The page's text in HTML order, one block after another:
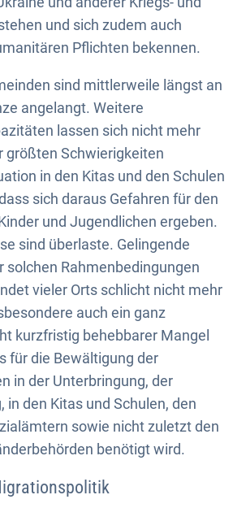
und sich zudem auch
Pflichten bekennen.
sind mittlerweile längst an
angelangt. Weitere
lassen sich nicht mehr
größten Schwierigkeiten
in den Kitas und den Schulen
sich daraus Gefahren für den
und Jugendlichen ergeben.
sind überlaste. Gelingende
solchen Rahmenbedingungen
vieler Orts schlicht nicht mehr
auch ein ganz
kurzfristig behebbarer Mangel
für die Bewältigung der
in der Unterbringung, der
in den Kitas und Schulen, den
sowie nicht zuletzt den
benötigt wird.